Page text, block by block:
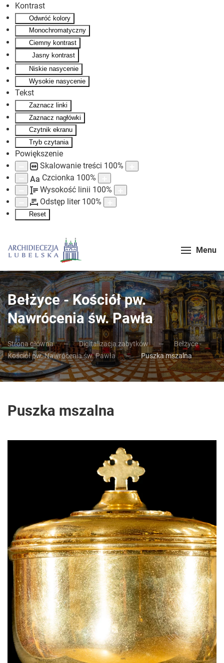
Kontrast
Odwróć kolory
Monochromatyczny
Ciemny kontrast
Jasny kontrast
Niskie nasycenie
Wysokie nasycenie
Tekst
Zaznacz linki
Zaznacz nagłówki
Czytnik ekranu
Tryb czytania
Powiększenie
Skalowanie treści 100%
Aa Czcionka 100%
Wysokość linii 100%
Odstęp liter 100%
Reset
Skip to main content
Menu
Bełżyce - Kościół pw.
Nawrócenia św. Pawła
Strona główna Digitalizacja zabytków
Bełżyce -
Kościół pw. Nawrócenia św. Pawła
Puszka mszalna
Puszka mszalna